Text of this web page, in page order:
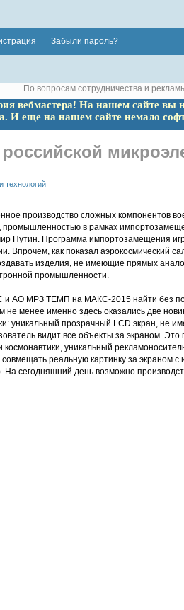
Забыли пароль?
По вопросам сотрудничества и
вебмастера! На нашем сайте вы
И еще на нашем сайте немало
технологий
производство сложных компонентов
промышленностью в рамках
Путин. Программа импортозамещения
Впрочем, как показал аэрокосмический
изделия, не имеющие прямых
промышленности.
АО МРЗ ТЕМП на МАКС-2015 найти без
не менее именно здесь оказались две
уникальный прозрачный LCD экран, не
видит все объекты за экраном.
уникальный
совмещать реальную картинку за
На сегодняшний день возможно